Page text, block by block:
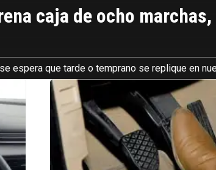
caja de ocho
espera que tarde o temprano se replique en